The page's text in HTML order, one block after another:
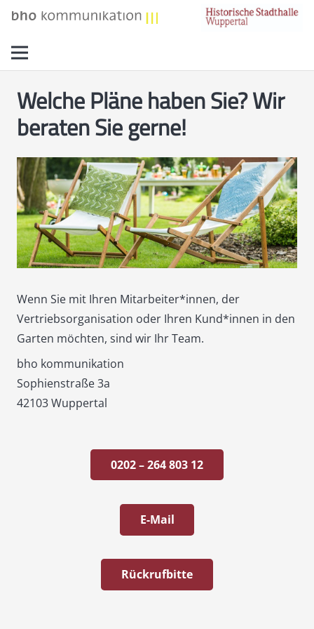
Welche Pläne haben Sie? Wir
beraten Sie gerne!
Wenn Sie mit Ihren Mitarbeiter*innen, der
Vertriebsorganisation oder Ihren Kund*innen in den
Garten möchten, sind wir Ihr Team.
bho kommunikation
Sophienstraße 3a
42103 Wuppertal
0202 – 264 803 12
E-Mail
Rückrufbitte